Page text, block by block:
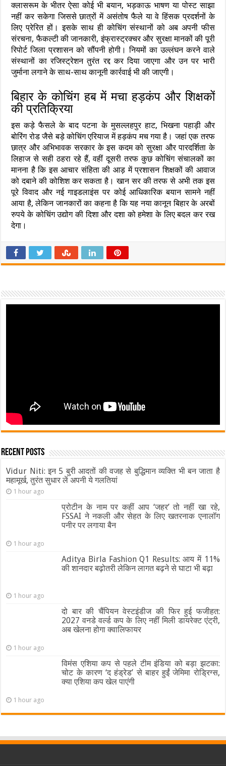
क्लासरूम के भीतर ऐसा कोई भी बयान, भड़काऊ भाषण या पोस्ट साझा
नहीं कर सकेगा जिससे छात्रों में असंतोष फैले या वे हिंसक प्रदर्शनों के
लिए प्रेरित हों। इसके साथ ही कोचिंग संस्थानों को अब अपनी फीस
संरचना, फैकल्टी की जानकारी, इंफ्रास्ट्रक्चर और सुरक्षा मानकों की पूरी
रिपोर्ट जिला प्रशासन को सौंपनी होगी। नियमों का उल्लंघन करने वाले
संस्थानों का रजिस्ट्रेशन तुरंत रद्द कर दिया जाएगा और उन पर भारी
जुर्माना लगाने के साथ-साथ कानूनी कार्रवाई भी की जाएगी।
बिहार के कोचिंग हब में मचा हड़कंप और शिक्षकों
की प्रतिक्रिया
इस कड़े फैसले के बाद पटना के मुसल्लहपुर हाट, भिखना पहाड़ी और
बोरिंग रोड जैसे बड़े कोचिंग एरियाज में हड़कंप मच गया है। जहां एक तरफ
छात्र और अभिभावक सरकार के इस कदम को सुरक्षा और पारदर्शिता के
लिहाज से सही ठहरा रहे हैं, वहीं दूसरी तरफ कुछ कोचिंग संचालकों का
मानना है कि इस आचार संहिता की आड़ में प्रशासन शिक्षकों की आवाज
को दबाने की कोशिश कर सकता है। खान सर की तरफ से अभी तक इस
पूरे विवाद और नई गाइडलाइंस पर कोई आधिकारिक बयान सामने नहीं
आया है, लेकिन जानकारों का कहना है कि यह नया कानून बिहार के अरबों
रुपये के कोचिंग उद्योग की दिशा और दशा को हमेशा के लिए बदल कर रख
देगा।
Recent Posts
Vidur Niti: इन 5 बुरी आदतों की वजह से बुद्धिमान व्यक्ति भी बन जाता है
महामूर्ख, तुरंत सुधार लें अपनी ये गलतियां
1 hour ago
प्रोटीन के नाम पर कहीं आप ‘जहर’ तो नहीं खा रहे,
FSSAI ने नकली और सेहत के लिए खतरनाक एनालॉग
पनीर पर लगाया बैन
1 hour ago
Aditya Birla Fashion Q1 Results: आय में 11%
की शानदार बढ़ोतरी लेकिन लागत बढ़ने से घाटा भी बढ़ा
1 hour ago
दो बार की चैंपियन वेस्टइंडीज की फिर हुई फजीहत:
2027 वनडे वर्ल्ड कप के लिए नहीं मिली डायरेक्ट एंट्री,
अब खेलना होगा क्वालिफायर
1 hour ago
विमंस एशिया कप से पहले टीम इंडिया को बड़ा झटका:
चोट के कारण ‘द हंड्रेड’ से बाहर हुईं जेमिमा रोड्रिग्स,
क्या एशिया कप खेल पाएंगी
1 hour ago